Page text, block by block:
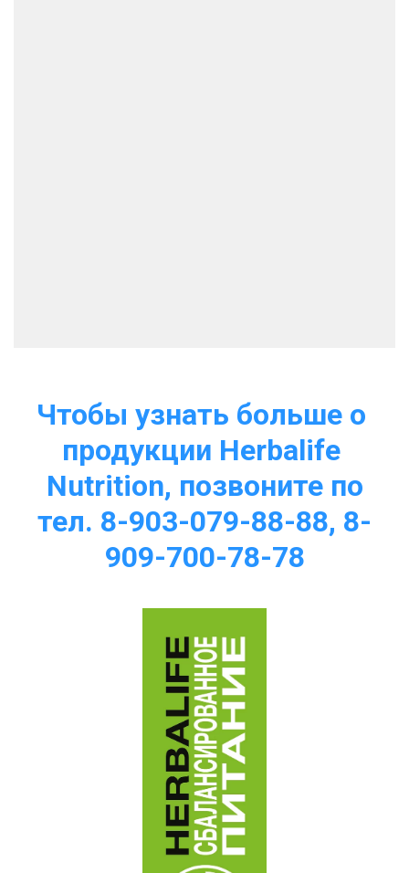
Чтобы узнать больше о
продукции Herbalife
Nutrition, позвоните по
тел. 8-903-079-88-88, 8-
909-700-78-78